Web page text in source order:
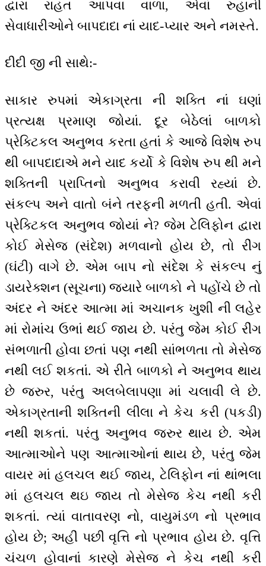
દ્વારા રાહત આપવા વાળા, એવાં રુહાની
સેવાધારીઓને બાપદાદા નાં યાદ-પ્યાર અને નમસ્તે.
દીદી જી ની સાથે:-
સાકાર રુપમાં એકાગ્રતા ની શક્તિ નાં ઘણાં
પ્રત્યક્ષ પ્રમાણ જોયાં. દૂર બેઠેલાં બાળકો
પ્રેક્ટિકલ અનુભવ કરતા હતાં કે આજે વિશેષ રુપ
થી બાપદાદાએ મને યાદ કર્યો કે વિશેષ રુપ થી મને
શક્તિની પ્રાપ્તિનો અનુભવ કરાવી રહ્યાં છે.
સંકલ્પ અને વાતો બંને તરફની મળતી હતી. એવાં
પ્રેક્ટિકલ અનુભવ જોયાં ને? જેમ ટેલિફોન દ્વારા
કોઈ મેસેજ (સંદેશ) મળવાનો હોય છે, તો રીંગ
(ઘંટી) વાગે છે. એમ બાપ નો સંદેશ કે સંકલ્પ નું
ડાયરેક્શન (સૂચના) જ્યારે બાળકો ને પહોંચે છે તો
અંદર ને અંદર આત્મા માં અચાનક ખુશી ની લહેર
માં રોમાંચ ઉભાં થઈ જાય છે. પરંતુ જેમ કોઈ રીંગ
સંભળાતી હોવા છતાં પણ નથી સાંભળતા તો મેસેજ
નથી લઈ શકતાં. એ રીતે બાળકો ને અનુભવ થાય
છે જરુર, પરંતુ અલબેલાપણા માં ચલાવી લે છે.
એકાગ્રતાની શક્તિની લીલા ને કેચ કરી (પકડી)
નથી શકતાં. પરંતુ અનુભવ જરુર થાય છે. એમ
આત્માઓને પણ આત્માઓનાં થાય છે, પરંતુ જેમ
વાયર માં હલચલ થઈ જાય, ટેલિફોન નાં થાંભલા
માં હલચલ થઇ જાય તો મેસેજ કેચ નથી કરી
શકતાં. ત્યાં વાતાવરણ નો, વાયુમંડળ નો પ્રભાવ
હોય છે; અહીં પછી વૃત્તિ નો પ્રભાવ હોય છે. વૃત્તિ
ચંચળ હોવાનાં કારણે મેસેજ ને કેચ નથી કરી